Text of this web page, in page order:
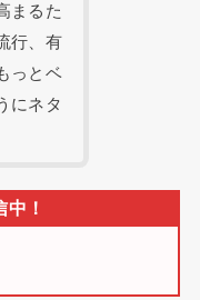
まるた
行、有
っとベ
にネタ